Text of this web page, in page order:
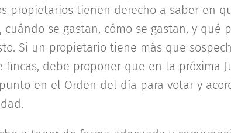
propietarios tienen derecho a saber en
se gastan, cómo se gastan, y qué
Si un propietario tiene más que
debe proponer que en la próxima
en el Orden del día para votar y